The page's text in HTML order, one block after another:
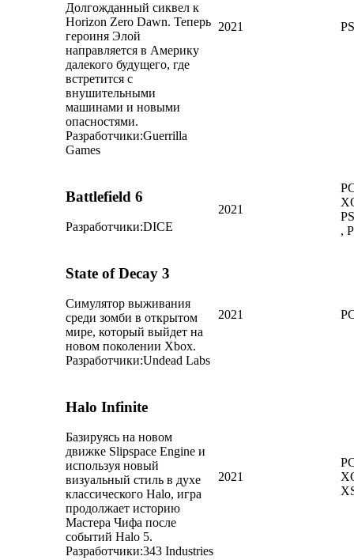
Долгожданный сиквел к
Horizon Zero Dawn. Теперь
героиня Элой
направляется в Америку
далекого будущего, где
встретится с
внушительными
машинами и новыми
опасностями.
Разработчики:Guerrilla
Games
2021
Battlefield 6
Разработчики:DICE
2021
,
State of Decay 3
Симулятор выживания
среди зомби в открытом
мире, который выйдет на
новом поколении Xbox.
Разработчики:Undead Labs
2021
Halo Infinite
Базируясь на новом
движке Slipspace Engine и
используя новый
визуальный стиль в духе
классического Halo, игра
продолжает историю
Мастера Чифа после
событий Halo 5.
Разработчики:343 Industries
2021